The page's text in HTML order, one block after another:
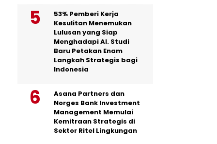
53% Pemberi Kerja
Kesulitan Menemukan
Lulusan yang Siap
Menghadapi AI. Studi
Baru Petakan Enam
Langkah Strategis bagi
Indonesia
Asana Partners dan
Norges Bank Investment
Management Memulai
Kemitraan Strategis di
Sektor Ritel Lingkungan